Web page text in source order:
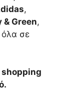
,
& Green,
σε
shopping